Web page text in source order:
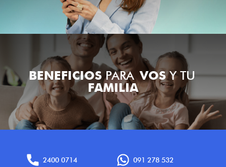
BENEFICIOSPARAVOSY TU
FAMILIA
2400 0714 091 278 532